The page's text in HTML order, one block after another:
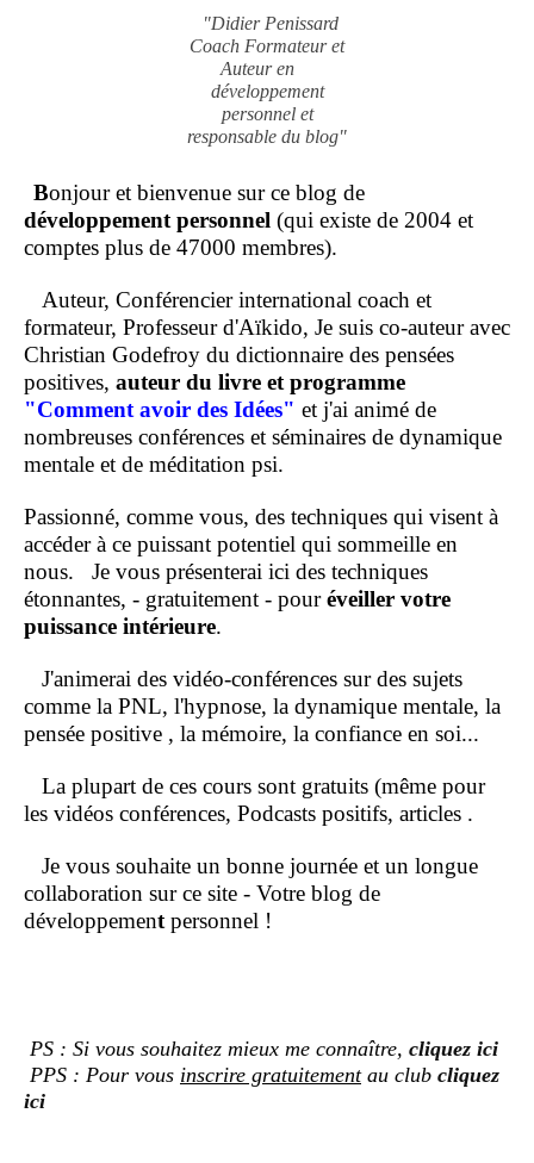
"Didier Penissard
Coach Formateur et
Auteur en
développement
personnel et
responsable du blog"
Bonjour et bienvenue sur ce blog de
développement personnel (qui existe de 2004 et
comptes plus de 47000 membres).
Auteur, Conférencier international coach et
formateur, Professeur d'Aïkido, Je suis co-auteur avec
Christian Godefroy du dictionnaire des pensées
positives, auteur du livre et programme
"Comment avoir des Idées" et j'ai animé de
nombreuses conférences et séminaires de dynamique
mentale et de méditation psi.
Passionné, comme vous, des techniques qui visent à
accéder à ce puissant potentiel qui sommeille en
nous. Je vous présenterai ici des techniques
étonnantes, - gratuitement - pouréveiller votre
puissance intérieure.
J'animerai des vidéo-conférences sur des sujets
comme la PNL, l'hypnose, la dynamique mentale, la
pensée positive , la mémoire, la confiance en soi...
La plupart de ces cours sont gratuits (même pour
les vidéos conférences, Podcasts positifs, articles .
Je vous souhaite un bonne journée et un longue
collaboration sur ce site - Votre blog de
développementpersonnel !
PS : Si vous souhaitez mieux me connaître, cliquez ici
PPS : Pour vous inscrire gratuitementau club cliquez
ici